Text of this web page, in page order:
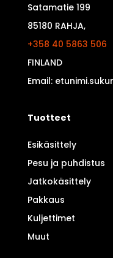
Satamatie 199
85180 RAHJA,
+358 40 5863 506
FINLAND
Email:
Tuotteet
Esikäsittely
Pesu ja puhdistus
Jatkokäsittely
Pakkaus
Kuljettimet
Muut